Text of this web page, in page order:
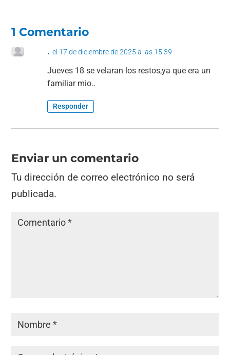
1 Comentario
. el 17 de diciembre de 2025 a las 15:39
Jueves 18 se velaran los restos,ya que era un
familiar mio..
Responder
Enviar un comentario
Tu dirección de correo electrónico no será
publicada.